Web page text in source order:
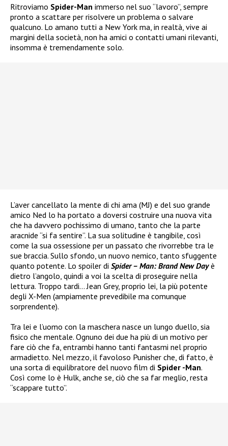
Ritroviamo Spider-Man immerso nel suo “lavoro”, sempre
pronto a scattare per risolvere un problema o salvare
qualcuno. Lo amano tutti a New York ma, in realtà, vive ai
margini della società, non ha amici o contatti umani rilevanti,
insomma è tremendamente solo.
L’aver cancellato la mente di chi ama (MJ) e del suo grande
amico Ned lo ha portato a doversi costruire una nuova vita
che ha davvero pochissimo di umano, tanto che la parte
aracnide “si fa sentire”. La sua solitudine è tangibile, così
come la sua ossessione per un passato che rivorrebbe tra le
sue braccia. Sullo sfondo, un nuovo nemico, tanto sfuggente
quanto potente. Lo spoiler di Spider – Man: Brand New Dayè
dietro l’angolo, quindi a voi la scelta di proseguire nella
lettura. Troppo tardi… Jean Grey, proprio lei, la più potente
degli X-Men (ampiamente prevedibile ma comunque
sorprendente).
Tra lei e l’uomo con la maschera nasce un lungo duello, sia
fisico che mentale. Ognuno dei due ha più di un motivo per
fare ciò che fa, entrambi hanno tanti fantasmi nel proprio
armadietto. Nel mezzo, il favoloso Punisher che, di fatto, è
una sorta di equilibratore del nuovo film di Spider -Man.
Così come lo è Hulk, anche se, ciò che sa far meglio, resta
“scappare tutto”.